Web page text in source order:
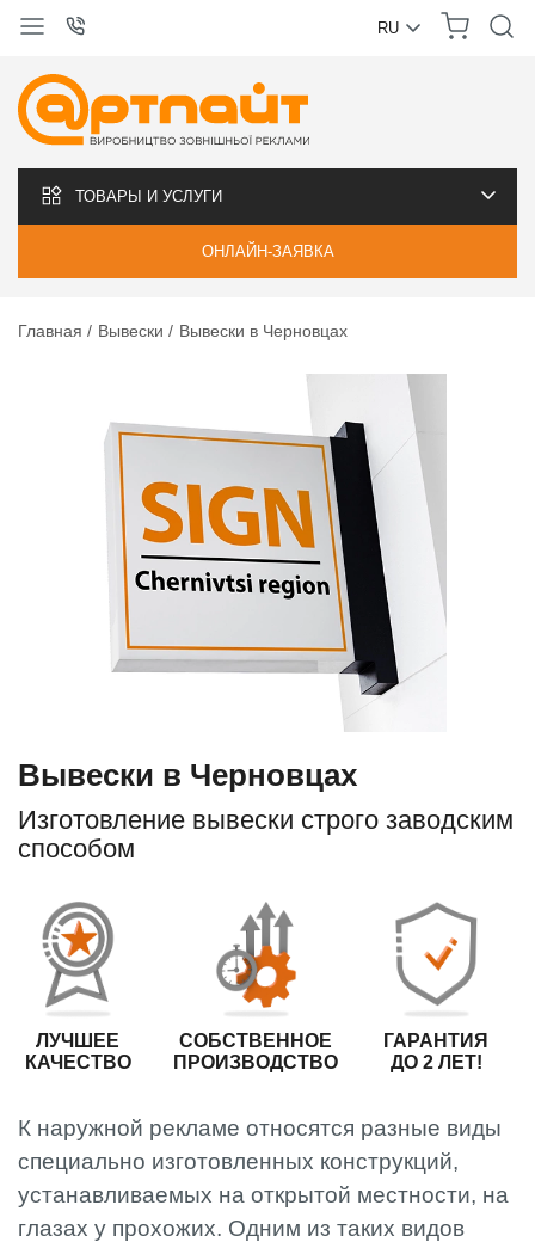
RU
ТОВАРЫ И УСЛУГИ
ОНЛАЙН-ЗАЯВКА
Главная Вывески Вывески в Черновцах
Вывески в Черновцах
Изготовление вывески строго заводским
способом
ЛУЧШЕЕ
КАЧЕСТВО
СОБСТВЕННОЕ
ПРОИЗВОДСТВО
ГАРАНТИЯ
ДО 2 ЛЕТ!
К наружной рекламе относятся разные виды
специально изготовленных конструкций,
устанавливаемых на открытой местности, на
глазах у прохожих. Одним из таких видов